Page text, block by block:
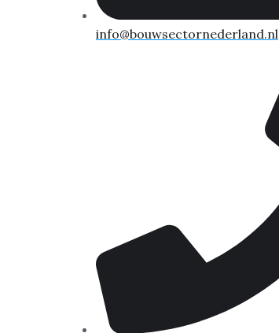
info@bouwsectornederland.nl